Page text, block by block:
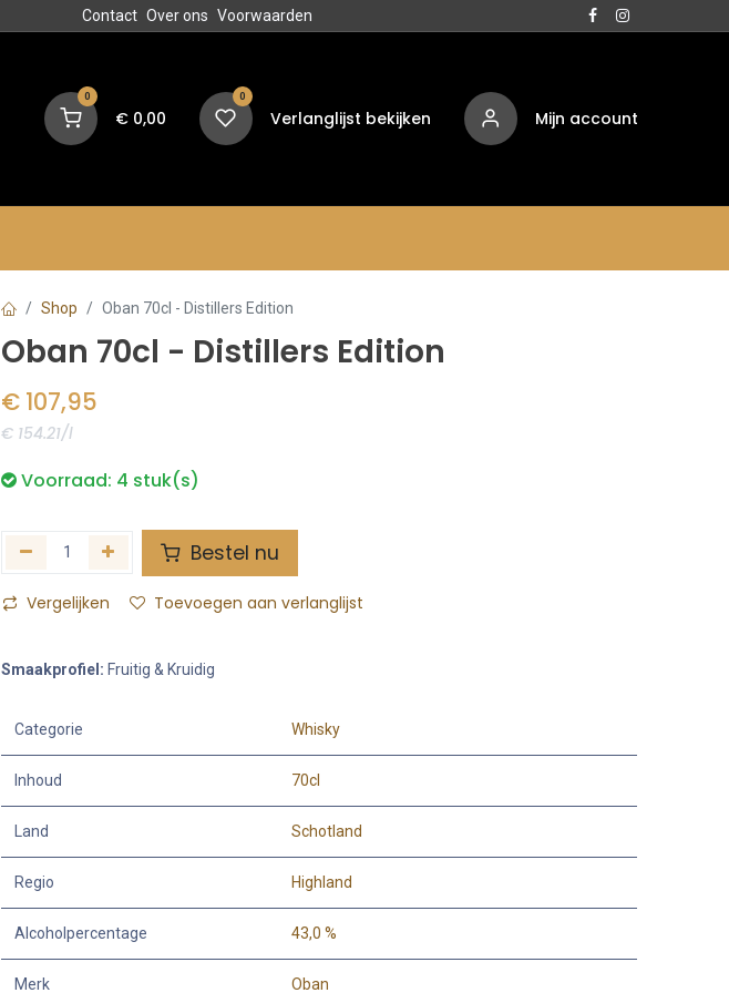
Contact Over ons Voorwaarden
0
€ 0,00
0
Verlanglijst bekijken Mijn account
Shop Oban 70cl - Distillers Edition
Oban 70cl - Distillers Edition
€ 107,95
€ 154.21/l
Voorraad: 4 stuk(s)
Bestel nu
Vergelijken Toevoegen aan verlanglijst
Smaakprofiel: Fruitig & Kruidig
Categorie Whisky
Inhoud 70cl
Land Schotland
Regio Highland
Alcoholpercentage 43,0 %
Merk Oban